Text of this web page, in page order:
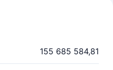
155 685 584,81